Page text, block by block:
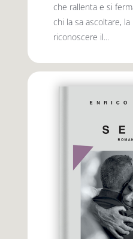
che rallenta e si
chi la sa ascoltare,
riconoscere il...